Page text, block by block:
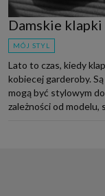
Damskie
MÓJ STYL
Lato to czas, kiedy
kobiecej garderoby.
mogą być stylowym
zależności od modelu,